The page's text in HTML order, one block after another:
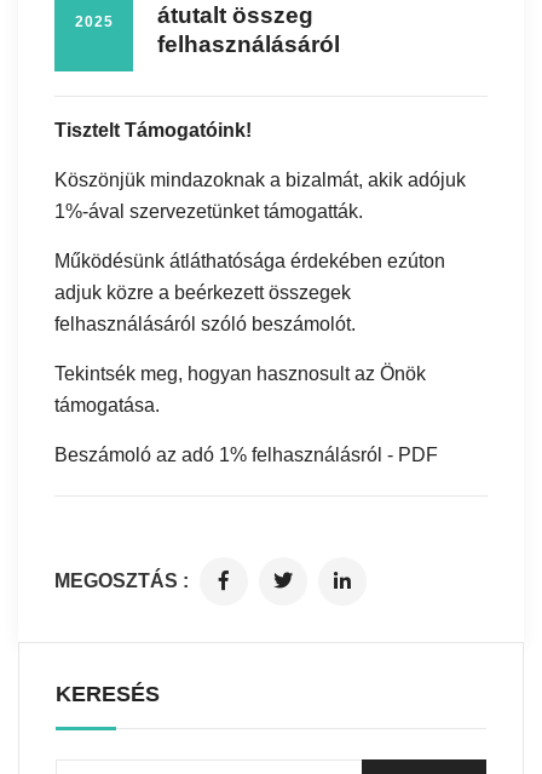
2025
átutalt összeg
felhasználásáról
Tisztelt Támogatóink!
Köszönjük mindazoknak a bizalmát, akik adójuk
1%-ával szervezetünket támogatták.
Működésünk átláthatósága érdekében ezúton
adjuk közre a beérkezett összegek
felhasználásáról szóló beszámolót.
Tekintsék meg, hogyan hasznosult az Önök
támogatása.
Beszámoló az adó 1% felhasználásról - PDF
MEGOSZTÁS :
KERESÉS